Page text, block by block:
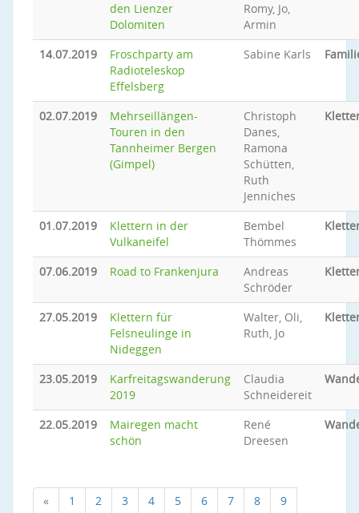
den Lienzer
Dolomiten
Romy, Jo,
Armin
14.07.2019
Froschparty am
Radioteleskop
Effelsberg
Sabine Karls
02.07.2019
Mehrseillängen-
Touren in den
Tannheimer Bergen
(Gimpel)
Christoph
Danes,
Ramona
Schütten,
Ruth
Jenniches
01.07.2019
Klettern in der
Vulkaneifel
Bembel
Thömmes
07.06.2019 Road to Frankenjura
Andreas
Schröder
27.05.2019
Klettern für
Felsneulinge in
Nideggen
Walter, Oli,
Ruth, Jo
23.05.2019
Karfreitagswanderung
2019
Claudia
Schneidereit
22.05.2019
Mairegen macht
schön
René
Dreesen
« 1 2 3 4 5 6 7 8 9